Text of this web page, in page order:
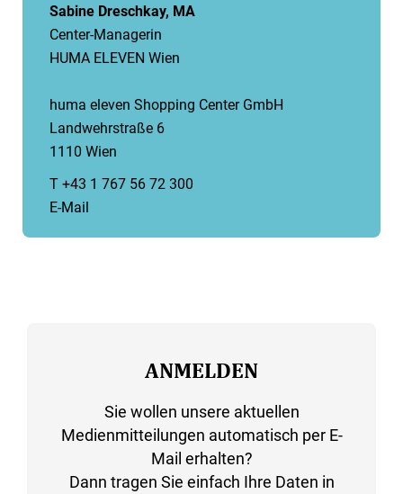
Sabine Dreschkay, MA
Center-Managerin
HUMA ELEVEN Wien
huma eleven Shopping Center GmbH
Landwehrstraße 6
1110 Wien
T +43 1 767 56 72 300
E-Mail
ANMELDEN
Sie wollen unsere aktuellen
Medienmitteilungen automatisch per E-
Mail erhalten?
Dann tragen Sie einfach Ihre Daten in